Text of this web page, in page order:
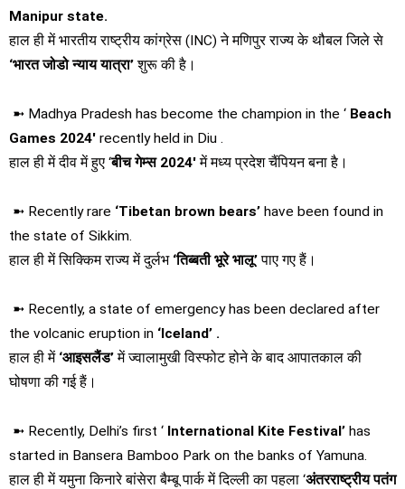
Manipur state.
हाल ही में भारतीय राष्‍ट्रीय कांग्रेस (INC) ने मणिपुर राज्य के थौबल जिले से
‘भारत जोडो न्‍याय यात्रा’शुरू की है।
➼ Madhya Pradesh has become the champion in the ‘ Beach
Games 2024′ recently held in Diu .
हाल ही में दीव में हुए ‘बीच गेम्स 2024′में मध्य प्रदेश चैंपियन बना है।
➼ Recently rare ‘Tibetan brown bears’ have been found in
the state of Sikkim.
हाल ही में सिक्किम राज्य में दुर्लभ ‘तिब्‍बती भूरे भालू’पाए गए हैं।
➼ Recently, a state of emergency has been declared after
the volcanic eruption in ‘Iceland’ .
हाल ही में ‘आइसलैंड’में ज्वालामुखी विस्फोट होने के बाद आपातकाल की
घोषणा की गई हैं।
➼ Recently, Delhi’s first ‘ International Kite Festival’ has
started in Bansera Bamboo Park on the banks of Yamuna.
हाल ही में यमुना किनारे बांसेरा बैम्बू पार्क में दिल्ली का पहला ‘अंतरराष्ट्रीय पतंग